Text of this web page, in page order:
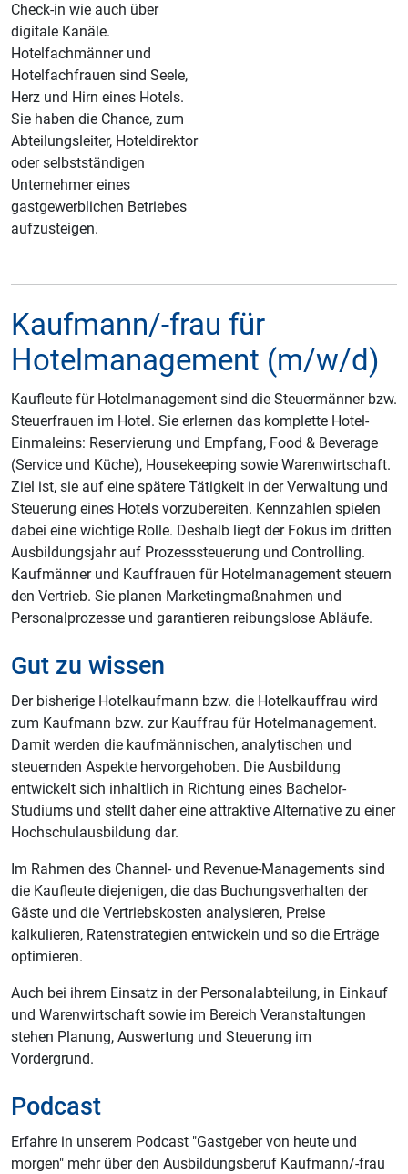
Check-in wie auch über
digitale Kanäle.
Hotelfachmänner und
Hotelfachfrauen sind Seele,
Herz und Hirn eines Hotels.
Sie haben die Chance, zum
Abteilungsleiter, Hoteldirektor
oder selbstständigen
Unternehmer eines
gastgewerblichen Betriebes
aufzusteigen.
Kaufmann/-frau für
Hotelmanagement (m/w/d)
Kaufleute für Hotelmanagement sind die Steuermänner bzw.
Steuerfrauen im Hotel. Sie erlernen das komplette Hotel-
Einmaleins: Reservierung und Empfang, Food & Beverage
(Service und Küche), Housekeeping sowie Warenwirtschaft.
Ziel ist, sie auf eine spätere Tätigkeit in der Verwaltung und
Steuerung eines Hotels vorzubereiten. Kennzahlen spielen
dabei eine wichtige Rolle. Deshalb liegt der Fokus im dritten
Ausbildungsjahr auf Prozesssteuerung und Controlling.
Kaufmänner und Kauffrauen für Hotelmanagement steuern
den Vertrieb. Sie planen Marketingmaßnahmen und
Personalprozesse und garantieren reibungslose Abläufe.
Gut zu wissen
Der bisherige Hotelkaufmann bzw. die Hotelkauffrau wird
zum Kaufmann bzw. zur Kauffrau für Hotelmanagement.
Damit werden die kaufmännischen, analytischen und
steuernden Aspekte hervorgehoben. Die Ausbildung
entwickelt sich inhaltlich in Richtung eines Bachelor-
Studiums und stellt daher eine attraktive Alternative zu einer
Hochschulausbildung dar.
Im Rahmen des Channel- und Revenue-Managements sind
die Kaufleute diejenigen, die das Buchungsverhalten der
Gäste und die Vertriebskosten analysieren, Preise
kalkulieren, Ratenstrategien entwickeln und so die Erträge
optimieren.
Auch bei ihrem Einsatz in der Personalabteilung, in Einkauf
und Warenwirtschaft sowie im Bereich Veranstaltungen
stehen Planung, Auswertung und Steuerung im
Vordergrund.
Podcast
Erfahre in unserem Podcast "Gastgeber von heute und
morgen" mehr über den Ausbildungsberuf Kaufmann/-frau